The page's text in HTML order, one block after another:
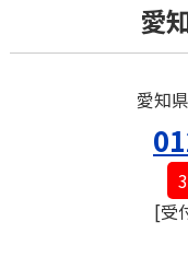
愛
愛知
[受